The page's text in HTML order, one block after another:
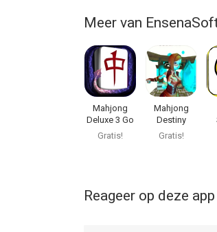
Meer van
Mahjong
Deluxe 3 Go
Gratis!
Mahjong
Destiny
Gratis!
Reageer op deze app